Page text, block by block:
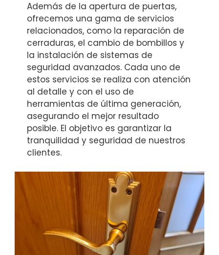
Además de la apertura de puertas,
ofrecemos una gama de servicios
relacionados, como la reparación de
cerraduras, el cambio de bombillos y
la instalación de sistemas de
seguridad avanzados. Cada uno de
estos servicios se realiza con atención
al detalle y con el uso de
herramientas de última generación,
asegurando el mejor resultado
posible. El objetivo es garantizar la
tranquilidad y seguridad de nuestros
clientes.